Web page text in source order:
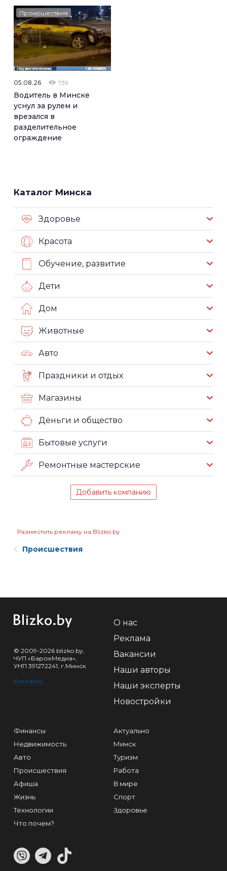
Происшествия
05.08.26 739
Водитель в Минске
уснул за рулем и
врезался в
разделительное
ограждение
Каталог Минска
Здоровье
Красота
Обучение, развитие
Дети
Дом
Животные
Авто
Праздники и отдых
Магазины
Деньги и общество
Бытовые услуги
Ремонтные мастерские
Добавить компанию
Разместить рекламу на Blizko.by
Происшествия
© 2009-2026 blizko.by,
ЧУП «БарокМедиа»,
УНП 391272241, г.Минск
Контакты
О нас
Реклама
Вакансии
Наши авторы
Наши эксперты
Новостройки
Финансы
Недвижимость
Авто
Происшествия
Афиша
Жизнь
Технологии
Что почем?
Актуально
Минск
Туризм
Работа
В мире
Спорт
Здоровье